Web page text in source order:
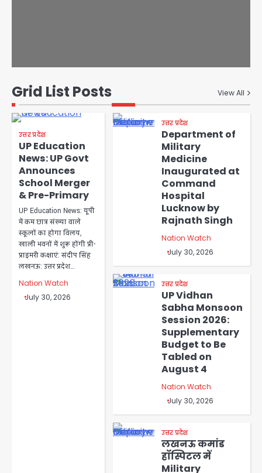
Grid List Posts View All
उत्तर प्रदेश
UP Education
News: UP Govt
Announces
School Merger
& Pre-Primary
UP Education News: यूपी
में कम छात्र संख्या वाले
स्कूलों का होगा विलय,
खाली भवनों में शुरू होंगी प्री-
प्राइमरी कक्षाएं: संदीप सिंह
लखनऊ: उत्तर प्रदेश…
Nation Watch
July 30, 2026
उत्तर प्रदेश
Department of
Military
Medicine
Inaugurated at
Command
Hospital
Lucknow by
Rajnath Singh
Nation Watch
July 30, 2026
उत्तर प्रदेश
UP Vidhan
Sabha Monsoon
Session 2026:
Supplementary
Budget to Be
Tabled on
August 4
Nation Watch
July 30, 2026
उत्तर प्रदेश
लखनऊ कमांड
हॉस्पिटल में
Military